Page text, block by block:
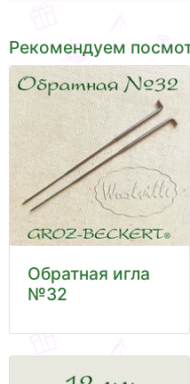
Рекомендуем
Обратная игла
№32